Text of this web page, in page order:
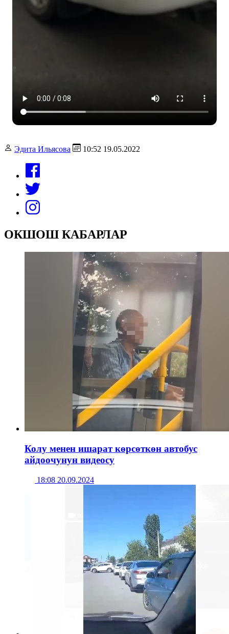
Эдита Ильясова 10:52 19.05.2022
ОКШОШ КАБАРЛАР
Колу менен ишарат көрсөткөн автобус
айдоочунун видеосу
18:08 20.09.2024